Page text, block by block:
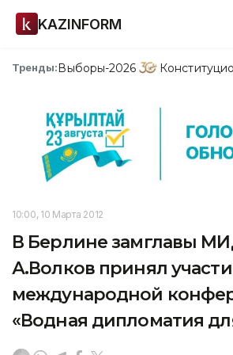
KAZINFORM
Тренды:Выборы-2026
10:00, 10 Марта 2012
В Берлине замглавы
А.Волков принял
международной
«Водная дипломатия